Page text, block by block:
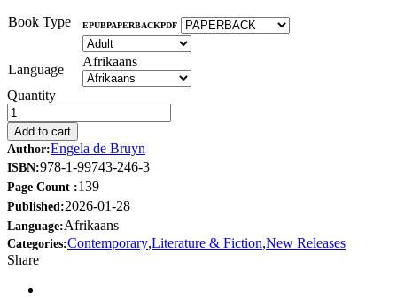
Book Type EPUBPAPERBACKPDF
Language
Afrikaans
Quantity
Add to cart
Author:Engela de Bruyn
ISBN:978-1-99743-246-3
Page Count :139
Published:2026-01-28
Language:Afrikaans
Categories:Contemporary,Literature & Fiction,New Releases
Share